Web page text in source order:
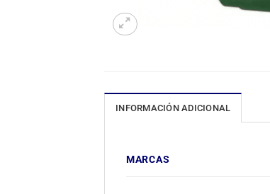
INFORMACIÓN ADICIONAL
MARCAS